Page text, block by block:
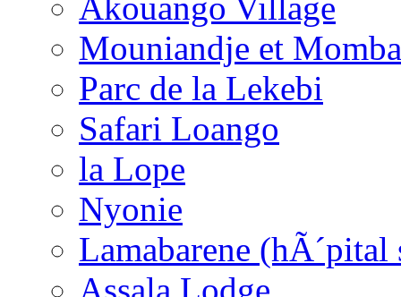
Akouango Village
Mouniandje et
Parc de la Lekebi
Safari Loango
la Lope
Nyonie
Lamabarene (hÃ´pital